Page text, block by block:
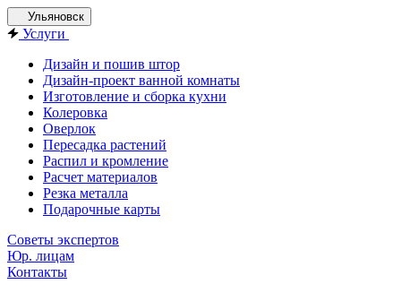
Ульяновск
Услуги
Дизайн и пошив штор
Дизайн-проект ванной комнаты
Изготовление и сборка кухни
Колеровка
Оверлок
Пересадка растений
Распил и кромление
Расчет материалов
Резка металла
Подарочные карты
Советы экспертов
Юр. лицам
Контакты